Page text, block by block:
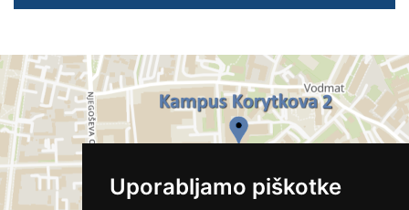
Uporabljamo piškotke